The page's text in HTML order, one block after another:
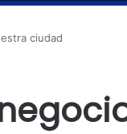
ciudad